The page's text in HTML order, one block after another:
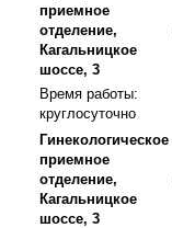
приемное
отделение,
Кагальницкое
шоссе, 3
Время работы:
круглосуточно
Гинекологическое
приемное
отделение,
Кагальницкое
шоссе, 3